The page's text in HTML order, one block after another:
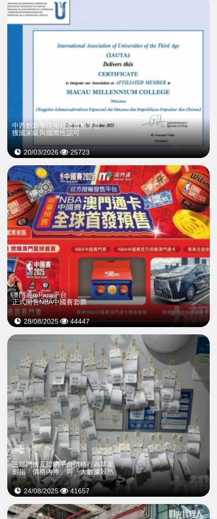
中西創新學院拓社會服務平台
獲國家級與國際性認可
20/03/2026 25723
澳門通mPass平台
正式開售NBA中國賽套票
28/08/2025 44447
三部門推互聯網平台價格行為草案
劍指「價格內捲」與「大數據殺熟」
24/08/2025 41657